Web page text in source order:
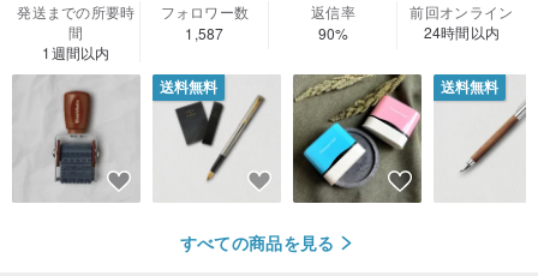
発送までの所要時
間
1週間以内
フォロワー数
1,587
返信率
90%
前回オンライン
24時間以内
送料無料 送料無料
すべての商品を見る